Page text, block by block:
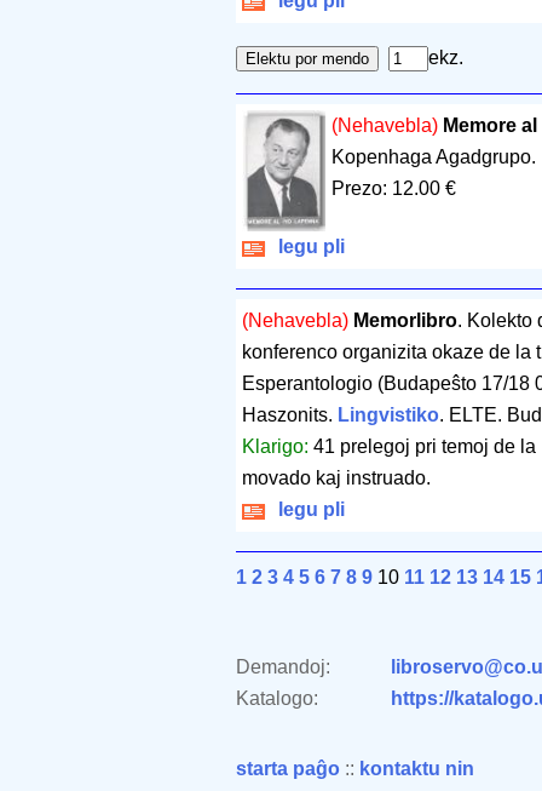
ekz.
(Nehavebla) Memore
Kopenhaga
Prezo: 12.00 €
legu pli
(Nehavebla) Memorlibro. Kolekto
konferenco organizita okaze de
Esperantologio (Budapeŝto 17/18
Haszonits. Lingvistiko. ELTE.
Klarigo: 41 prelegoj pri temoj de
movado kaj instruado.
legu pli
1 2 3 4 5 6 7 8 9 10 11 12 13 14 15
Demandoj:
Katalogo:
https://
starta paĝo :: kontaktu nin